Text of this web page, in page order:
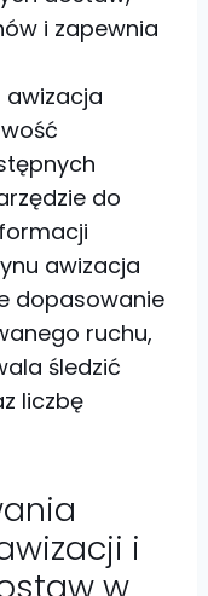
i zapewnia
awizacja
do
awizacja
dopasowanie
ruchu,
śledzić
liczbę
i
w